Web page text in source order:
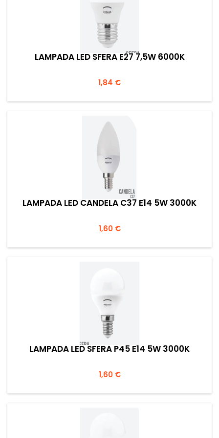
LAMPADA LED SFERA E27 7,5W 6000K
Prezzo
1,84 €
LAMPADA LED CANDELA C37 E14 5W 3000K
Prezzo
1,60 €
LAMPADA LED SFERA P45 E14 5W 3000K
Prezzo
1,60 €